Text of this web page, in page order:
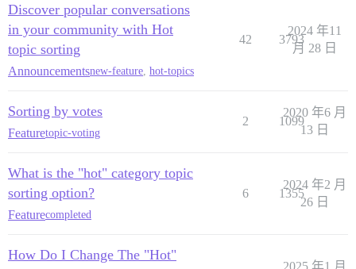
Discover popular conversations
in your community with Hot
topic sorting
Announcementsnew-feature, hot-topics
42 3793
2024 年11
月 28 日
Sorting by votes
Featuretopic-voting
2 1099
2020 年6 月
13 日
What is the "hot" category topic
sorting option?
Featurecompleted
6 1355
2024 年2 月
26 日
How Do I Change The "Hot"
2025 年1 月